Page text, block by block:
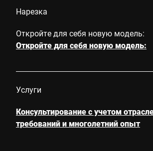
Нарезка
Откройте для себя новую модель:
Откройте для себя новую модель:
Услуги
Консультирование с учетом
требований и многолетний опыт